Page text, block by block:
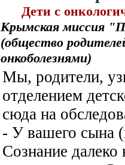
Дети с
Крымская миссия
(общество
онкоболезнями)
Мы, родители,
отделением
сюда на
- У вашего сына
Сознание далеко